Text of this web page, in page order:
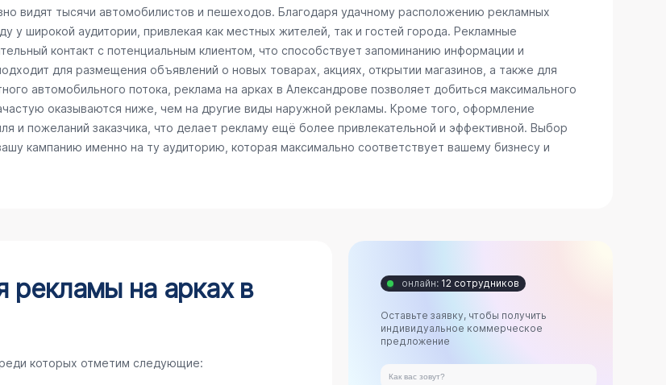
видят тысячи автомобилистов и пешеходов. Благодаря удачному расположению рекламных
у широкой аудитории, привлекая как местных жителей, так и гостей города. Рекламные
контакт с потенциальным клиентом, что способствует запоминанию информации и
для размещения объявлений о новых товарах, акциях, открытии магазинов, а также для
автомобильного потока, реклама на арках в Александрове позволяет добиться максимального
оказываются ниже, чем на другие виды наружной рекламы. Кроме того, оформление
и пожеланий заказчика, что делает рекламу ещё более привлекательной и эффективной. Выбор
кампанию именно на ту аудиторию, которая максимально соответствует вашему бизнесу и
на арках в
которых отметим следующие:
онлайн: 12 сотрудников
Оставьте заявку, чтобы получить
индивидуальное коммерческое
предложение